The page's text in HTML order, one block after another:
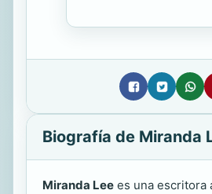
Biografía de Miranda
Miranda Lee es una escritora